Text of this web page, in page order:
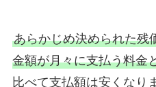
あらかじめ決められた残
金額が月々に支払う料金
比べて支払額は安くなり